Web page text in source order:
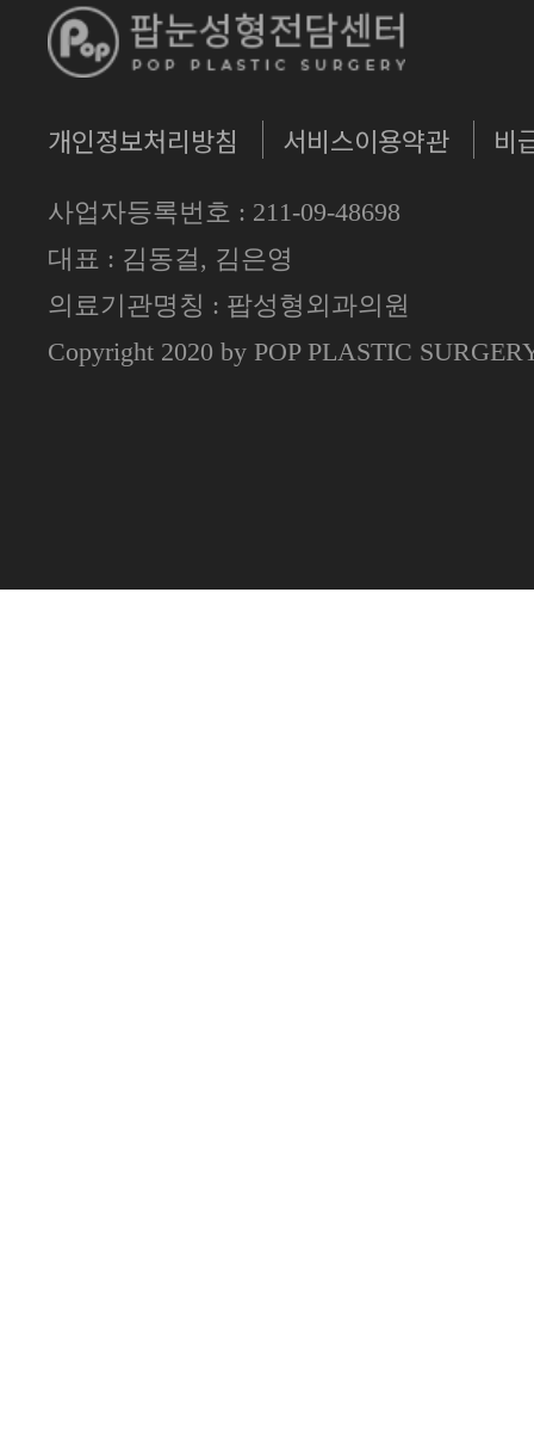
개인정보처리방침 서비스이용약관 비
사업자등록번호 : 211-09-48698
대표 : 김동걸, 김은영
의료기관명칭 : 팝성형외과의원
Copyright 2020 by POP PLASTIC